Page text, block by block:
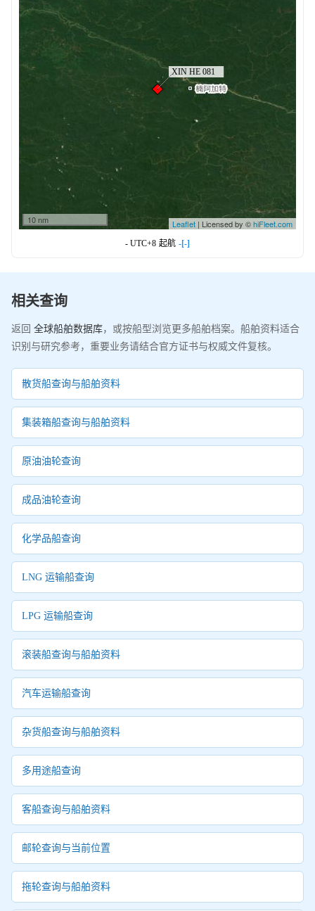
10 nm Leaflet | Licensed by ©hiFleet.com
- UTC+8 起航 -[-]
相关查询
返回 全球船舶数据库，或按船型浏览更多船舶档案。船舶资料适合
识别与研究参考，重要业务请结合官方证书与权威文件复核。
散货船查询与船舶资料
集装箱船查询与船舶资料
原油油轮查询
成品油轮查询
化学品船查询
LNG 运输船查询
LPG 运输船查询
滚装船查询与船舶资料
汽车运输船查询
杂货船查询与船舶资料
多用途船查询
客船查询与船舶资料
邮轮查询与当前位置
拖轮查询与船舶资料